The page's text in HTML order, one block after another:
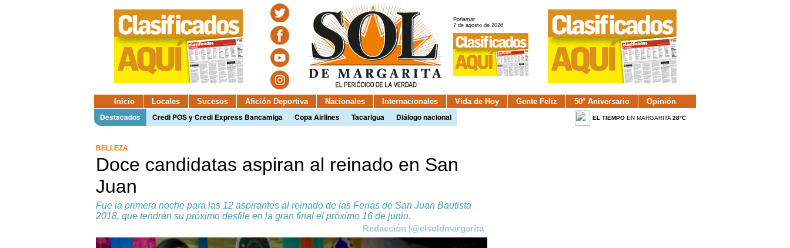
Porlamar
7 de agosto de 2026
Inicio Locales Sucesos Afición Deportiva Nacionales Internacionales Vida de Hoy Gente Feliz 50° Aniversario Opinión
Destacados Credi POS y Credi Express Bancamiga Copa Airlines Tacarigua Diálogo nacional EL TIEMPOEN MARGARITA 28°C
BELLEZA
Doce candidatas aspiran al reinado en San
Juan
Fue la primera noche para las 12 aspirantes al reinado de las Ferias de San Juan Bautista
2018, que tendrán su próximo desfile en la gran final el próximo 16 de junio.
Redacción |@elsoldmargarita